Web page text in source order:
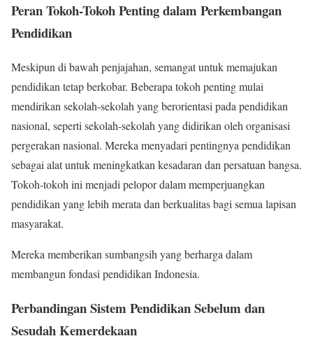
Peran Tokoh-Tokoh Penting dalam Perkembangan
Pendidikan
Meskipun di bawah penjajahan, semangat untuk memajukan
pendidikan tetap berkobar. Beberapa tokoh penting mulai
mendirikan sekolah-sekolah yang berorientasi pada pendidikan
nasional, seperti sekolah-sekolah yang didirikan oleh organisasi
pergerakan nasional. Mereka menyadari pentingnya pendidikan
sebagai alat untuk meningkatkan kesadaran dan persatuan bangsa.
Tokoh-tokoh ini menjadi pelopor dalam memperjuangkan
pendidikan yang lebih merata dan berkualitas bagi semua lapisan
masyarakat.
Mereka memberikan sumbangsih yang berharga dalam
membangun fondasi pendidikan Indonesia.
Perbandingan Sistem Pendidikan Sebelum dan
Sesudah Kemerdekaan